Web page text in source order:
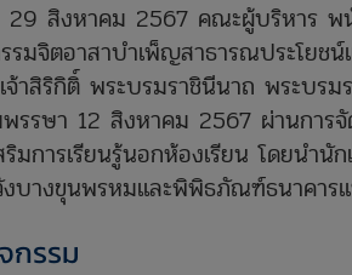
29 สิงหาคม 2567 คณะผู้บริหาร พนั
รมจิตอาสาบำเพ็ญสาธารณประโยชน์
จ้าสิริกิติ์ พระบรมราชินีนาถ พระบร
รรษา 12 สิงหาคม 2567 ผ่านการจั
ริมการเรียนรู้นอกห้องเรียน โดยนำนัก
บางขุนพรหมและพิพิธภัณฑ์ธนาคารแ
กรรม